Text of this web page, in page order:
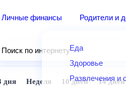
Личные финансы Родители и
Еда
Здоровье
Развлечения
Поиск по интернету
3 дня Неделя 10 дней 14